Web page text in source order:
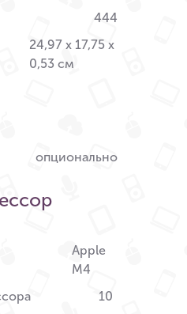
444
24,97 x 17,75 x
0,53 см
опционально
Apple
M4
10